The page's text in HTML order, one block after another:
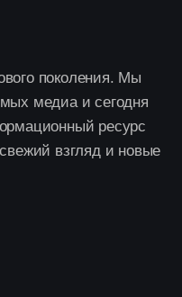
поколения. Мы
медиа и сегодня
ресурс
взгляд и новые